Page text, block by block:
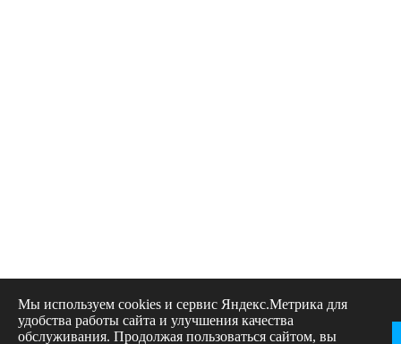
Мы используем cookies и сервис Яндекс.Метрика для
удобства работы сайта и улучшения качества
обслуживания. Продолжая пользоваться сайтом, вы